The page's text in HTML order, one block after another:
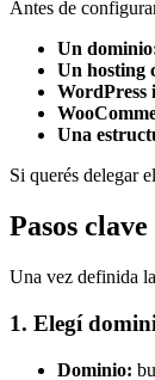
Antes de
Un
Un hosting
WordPress
Una
Si querés delegar
Pasos
Una vez definida
1. Elegí
Dominio: